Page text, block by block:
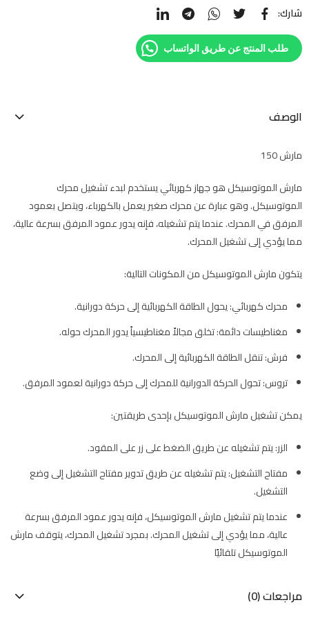
شارك:
طلب المنتج عن طريق الواتساب
الوصف
مارش 150
مارش الموتوسيكل هو جهاز كهربائي يستخدم لبدء تشغيل محرك
الموتوسيكل. وهو عبارة عن محرك صغير يعمل بالكهرباء، ويتصل بعمود
المرفق في المحرك. عندما يتم تشغيله، فإنه يدور عمود المرفق بسرعة عالية،
مما يؤدي إلى تشغيل المحرك.
يتكون مارش الموتوسيكل من المكونات التالية:
محرك كهربائي: يحول الطاقة الكهربائية إلى حركة دورانية.
مغناطيسات دائمة: تخلق مجالاً مغناطيسياً يدور المحرك حوله.
فرش: تنقل الطاقة الكهربائية إلى المحرك.
تروس: تحول الحركة الدورانية للمحرك إلى حركة دورانية لعمود المرفق.
يمكن تشغيل مارش الموتوسيكل بإحدى طريقتين:
الزر: يتم تشغيله عن طريق الضغط على زر على المقود.
مفتاح التشغيل: يتم تشغيله عن طريق تدوير مفتاح التشغيل إلى وضع
التشغيل.
عندما يتم تشغيل مارش الموتوسيكل، فإنه يدور عمود المرفق بسرعة
عالية، مما يؤدي إلى تشغيل المحرك. بمجرد تشغيل المحرك، يتوقف مارش
الموتوسيكل تلقائيًا
مراجعات (0)